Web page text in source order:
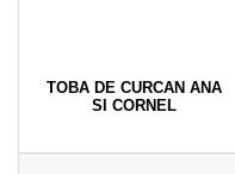
TOBA DE CURCAN ANA
SI CORNEL